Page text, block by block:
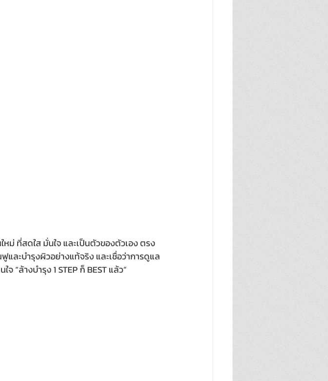
ม่ ที่สดใส มั่นใจ และเป็นตัวของตัวเอง ตรง
ละบำรุงผิวอย่างแท้จริง และเชื่อว่าการดูแล
“ล้างบำรุง 1 STEP ก็ BEST แล้ว”